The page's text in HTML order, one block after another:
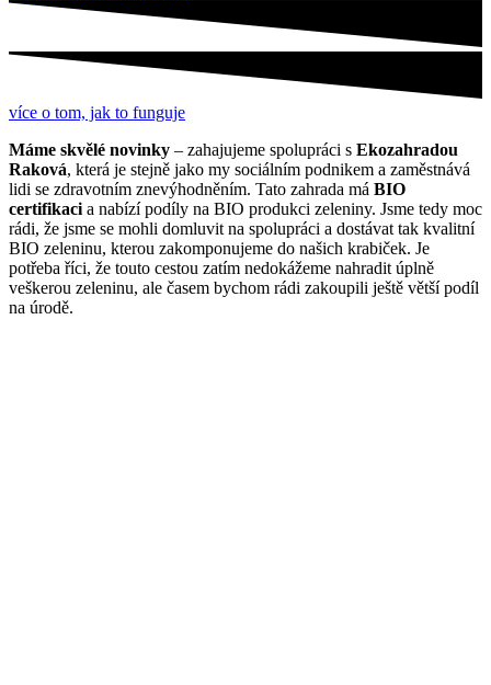
více o tom, jak to funguje
Máme skvělé novinky – zahajujeme spolupráci s Ekozahradou
Raková, která je stejně jako my sociálním podnikem a zaměstnává
lidi se zdravotním znevýhodněním. Tato zahrada má BIO
certifikaci a nabízí podíly na BIO produkci zeleniny. Jsme tedy moc
rádi, že jsme se mohli domluvit na spolupráci a dostávat tak kvalitní
BIO zeleninu, kterou zakomponujeme do našich krabiček. Je
potřeba říci, že touto cestou zatím nedokážeme nahradit úplně
veškerou zeleninu, ale časem bychom rádi zakoupili ještě větší podíl
na úrodě.